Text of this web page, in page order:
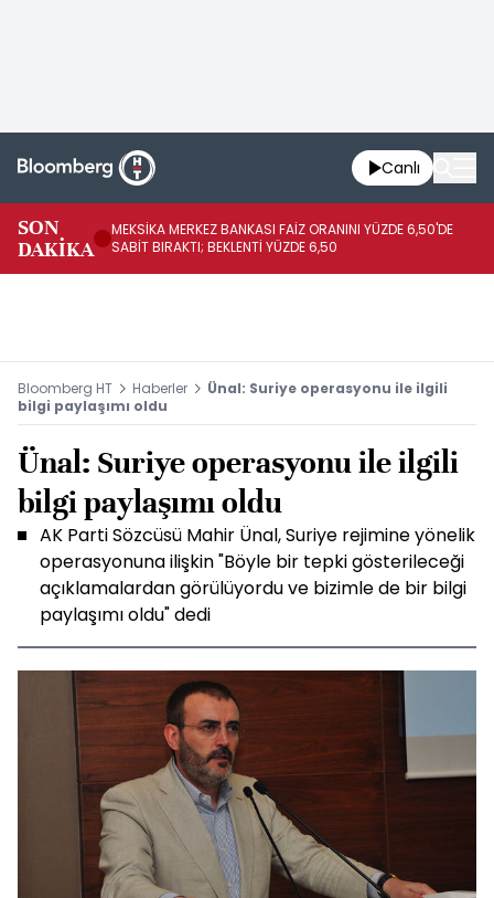
Canlı
SON
DAKİKA
MEKSİKA MERKEZ BANKASI FAİZ ORANINI YÜZDE 6,50'DE
SABİT BIRAKTI; BEKLENTİ YÜZDE 6,50
Bloomberg HT Haberler
Ünal: Suriye operasyonu ile ilgili
bilgi paylaşımı oldu
Ünal: Suriye operasyonu ile ilgili
bilgi paylaşımı oldu
AK Parti Sözcüsü Mahir Ünal, Suriye rejimine yönelik
operasyonuna ilişkin "Böyle bir tepki gösterileceği
açıklamalardan görülüyordu ve bizimle de bir bilgi
paylaşımı oldu" dedi